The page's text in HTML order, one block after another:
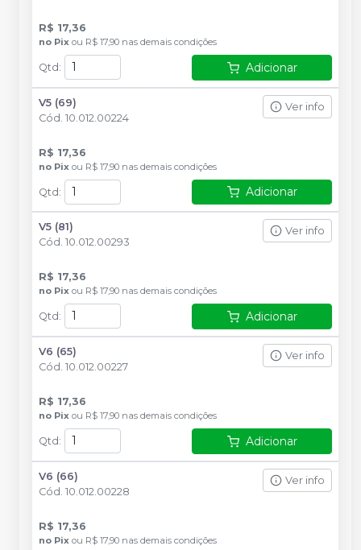
R$ 17,36
no Pix ou R$ 17,90 nas demais condições
Qtd: Adicionar
V5 (69)
Cód. 10.012.00224
Ver info
R$ 17,36
no Pix ou R$ 17,90 nas demais condições
Qtd: Adicionar
V5 (81)
Cód. 10.012.00293
Ver info
R$ 17,36
no Pix ou R$ 17,90 nas demais condições
Qtd : Adicionar
V6 (65)
Cód. 10.012.00227
Ver info
R$ 17,36
no Pix ou R$ 17,90 nas demais condições
Qtd : Adicionar
V6 (66)
Cód. 10.012.00228
Ver info
R$ 17,36
no Pix ou R$ 17,90 nas demais condições